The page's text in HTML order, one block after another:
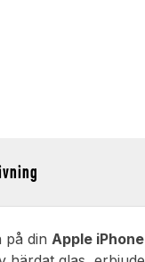
på dinApple